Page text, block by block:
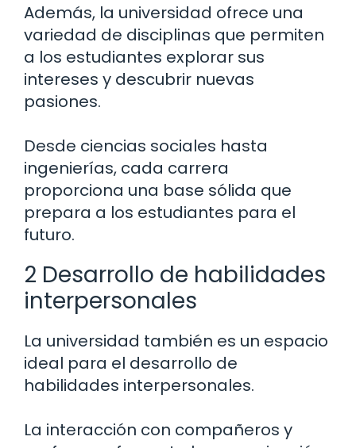
Además, la universidad ofrece una
variedad de disciplinas que permiten
a los estudiantes explorar sus
intereses y descubrir nuevas
pasiones.
Desde ciencias sociales hasta
ingenierías, cada carrera
proporciona una base sólida que
prepara a los estudiantes para el
futuro.
2 Desarrollo de habilidades
interpersonales
La universidad también es un espacio
ideal para el desarrollo de
habilidades interpersonales.
La interacción con compañeros y